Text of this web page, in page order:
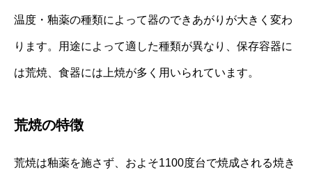
温度・釉薬の種類によって器のできあがりが大きく変わ
ります。用途によって適した種類が異なり、保存容器に
は荒焼、食器には上焼が多く用いられています。
荒焼の特徴
荒焼は釉薬を施さず、およそ1100度台で焼成される焼き